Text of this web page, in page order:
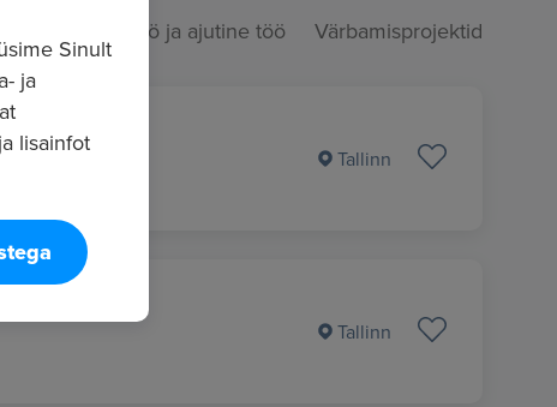
Hooajatöö ja ajutine töö Värbamisprojektid
Tallinn
Tallinn
Sinult
ja
lisainfot